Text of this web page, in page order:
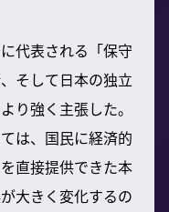
代表される「保守
そして日本の独立
り強く主張した。
は、国民に経済的
直接提供できた本
大きく変化するの